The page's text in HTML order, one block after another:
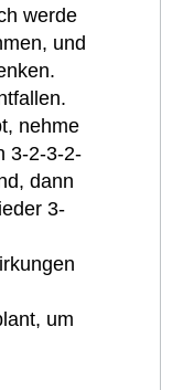
werde
und
nehme
3-2-3-2-
dann
3-
um